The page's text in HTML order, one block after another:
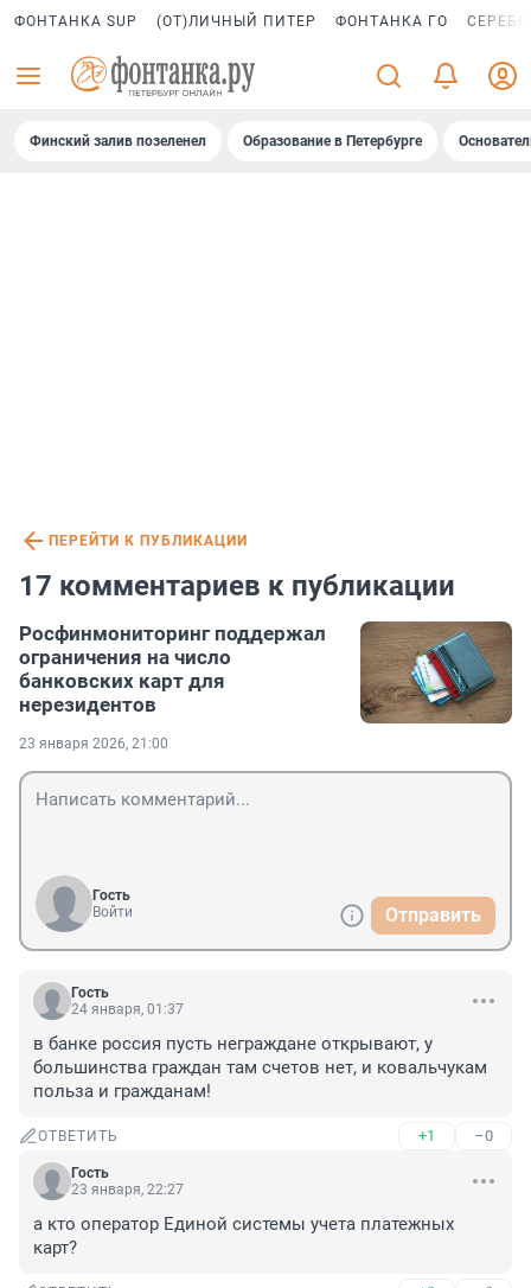
ФОНТАНКА SUP (ОТ)ЛИЧНЫЙ ПИТЕР ФОНТАНКА ГО
Финский залив позеленел Образование в Петербурге
ПЕРЕЙТИ К ПУБЛИКАЦИИ
17 комментариев к публикации
Росфинмониторинг поддержал
ограничения на число
банковских карт для
нерезидентов
23 января 2026, 21:00
Гость
Войти
Отправить
Гость
24 января, 01:37
в банке россия пусть неграждане открывают, у
большинства граждан там счетов нет, и ковальчукам
польза и гражданам!
ОТВЕТИТЬ +1 –0
Гость
23 января, 22:27
а кто оператор Единой системы учета платежных
карт?